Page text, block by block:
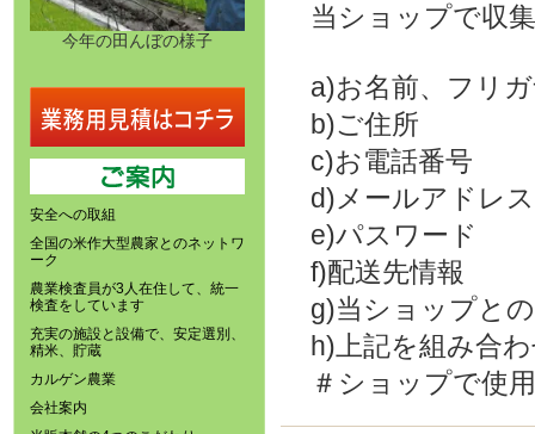
今年の田んぼの様子
安全への取組
全国の米作大型農家とのネットワ
ーク
農業検査員が3人在住して、統一
検査をしています
充実の施設と設備で、安定選別、
精米、貯蔵
カルゲン農業
会社案内
当ショップで収
a)お名前、フリ
b)ご住所
c)お電話番号
d)メールアドレス
e)パスワード
f)配送先情報
g)当ショップと
h)上記を組み合
＃ショップで使